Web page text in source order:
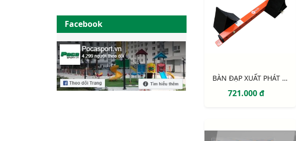
Facebook
BÀN ĐẠP XUẤT PHÁT BẰNG THÉP DÙNG CHO TẬP LUYỆN
721.000 đ